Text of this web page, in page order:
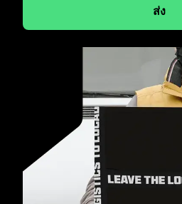
ส่ง